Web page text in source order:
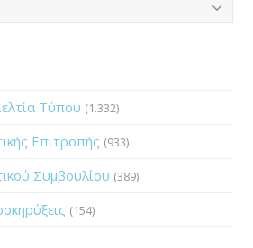
Τύπου (1.332)
Επιτροπής (933)
Συμβουλίου (389)
(154)